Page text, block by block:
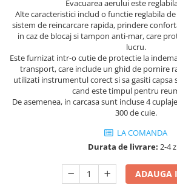
Pantaloni
Salopete cu pieptar
Veste
îmbrăcăminte pentru damă
Rezistent la flacăra
îmbrăcăminte asistente/doctori
îmbrăcăminte bucătari
înaltă vizibilitate hi-vis
Evacuarea aerului este
Alte caracteristici includ o functie reglabila
sistem de reincarcare rapida, prindere
in caz de blocaj si tampon anti-mar, care
lucru.
Este furnizat intr-o cutie de protectie la
transport, care include un ghid de pornire
utilizati instrumentul corect si sa gasiti
cand este timpul pentru
De asemenea, in carcasa sunt incluse 4
300 de cuie.
LA COMANDA
Durata de livrare: 2-4
ADAUGA